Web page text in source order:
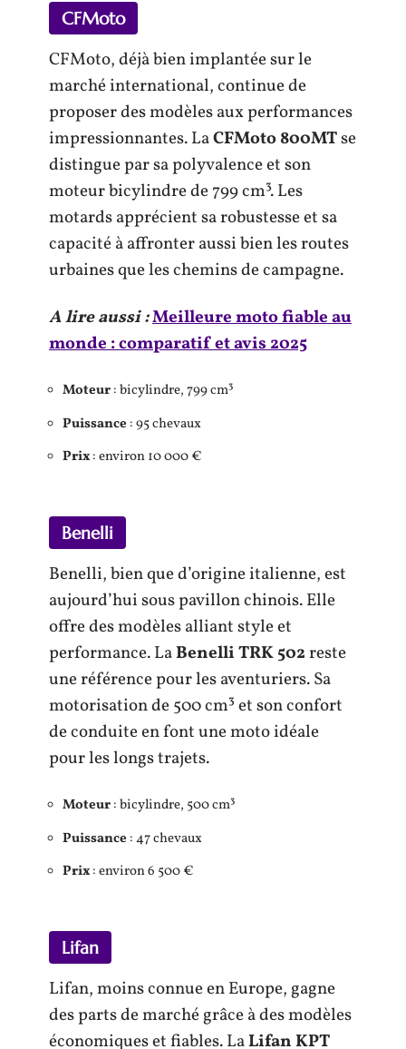
CFMoto
CFMoto, déjà bien implantée sur le
marché international, continue de
proposer des modèles aux performances
impressionnantes. LaCFMoto 800MTse
distingue par sa polyvalence et son
moteur bicylindre de 799 cm³. Les
motards apprécient sa robustesse et sa
capacité à affronter aussi bien les routes
urbaines que les chemins de campagne.
A lire aussi :Meilleure moto fiable au
monde : comparatif et avis 2025
Moteur: bicylindre, 799 cm³
Puissance : 95 chevaux
Prix: environ 10 000 €
Benelli
Benelli, bien que d’origine italienne, est
aujourd’hui sous pavillon chinois. Elle
offre des modèles alliant style et
performance. LaBenelli TRK 502reste
une référence pour les aventuriers. Sa
motorisation de 500 cm³ et son confort
de conduite en font une moto idéale
pour les longs trajets.
Moteur: bicylindre, 500 cm³
Puissance : 47 chevaux
Prix: environ 6 500 €
Lifan
Lifan, moins connue en Europe, gagne
des parts de marché grâce à des modèles
économiques et fiables. LaLifan KPT